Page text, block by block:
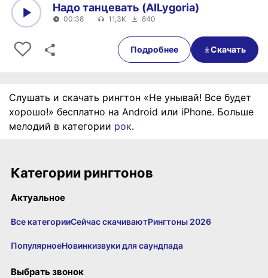
00:38
Надо танцевать (AILygoria)
00:38 11,3K 840
Подробнее Скачать
Слушать и скачать рингтон «Не унывай! Все будет
хорошо!» бесплатно на Android или iPhone. Больше
мелодий в категории рок.
Категории рингтонов
Актуальное
Все категорииСейчас скачиваютРингтоны 2026
ПопулярноеНовинкизвуки для саундпада
Выбрать звонок